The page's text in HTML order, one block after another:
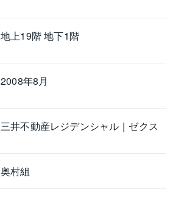
地上19階 地下1階
2008年8月
三井不動産レジデンシャル｜ゼクス
奥村組